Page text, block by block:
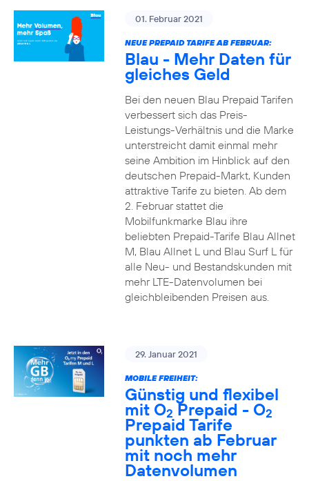
01. Februar 2021
NEUE PREPAID TARIFE AB FEBRUAR:
Blau - Mehr Daten für
gleiches Geld
Bei den neuen Blau Prepaid Tarifen
verbessert sich das Preis-
Leistungs-Verhältnis und die Marke
unterstreicht damit einmal mehr
seine Ambition im Hinblick auf den
deutschen Prepaid-Markt, Kunden
attraktive Tarife zu bieten. Ab dem
2. Februar stattet die
Mobilfunkmarke Blau ihre
beliebten Prepaid-Tarife Blau Allnet
M, Blau Allnet L und Blau Surf L für
alle Neu- und Bestandskunden mit
mehr LTE-Datenvolumen bei
gleichbleibenden Preisen aus.
29. Januar 2021
MOBILE FREIHEIT:
Günstig und flexibel
mit O2 Prepaid - O2
Prepaid Tarife
punkten ab Februar
mit noch mehr
Datenvolumen